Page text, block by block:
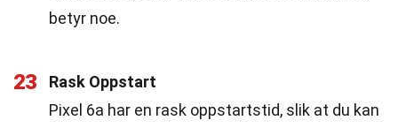
betyr noe.
23
Rask Oppstart
Pixel 6a har en rask oppstartstid, slik at du kan